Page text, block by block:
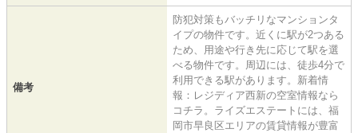
備考
防犯対策もバッチリなマンションタ
イプの物件です。近くに駅が2つある
ため、用途や行き先に応じて駅を選
べる物件です。周辺には、徒歩4分で
利用できる駅があります。新着情
報：レジディア西新の空室情報なら
コチラ。ライズエステートには、福
岡市早良区エリアの賃貸情報が豊富